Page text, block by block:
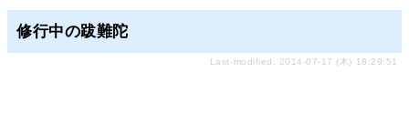
修行中の跋難陀
Last-modified: 2014-07-17 (木) 18:29:51